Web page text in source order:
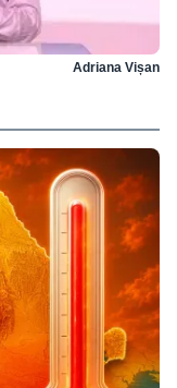
Adriana Vișan